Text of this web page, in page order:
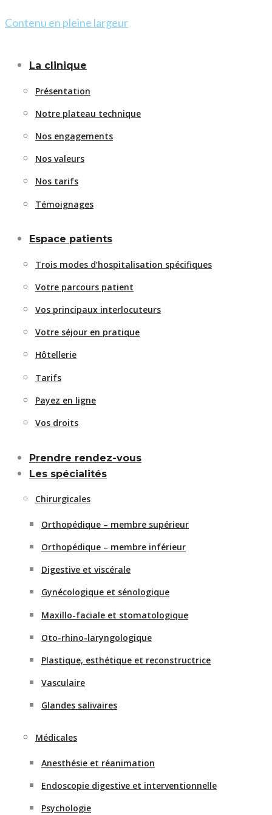
Contenu en pleine largeur
La clinique
Présentation
Notre plateau technique
Nos engagements
Nos valeurs
Nos tarifs
Témoignages
Espace patients
Trois modes d’hospitalisation spécifiques
Votre parcours patient
Vos principaux interlocuteurs
Votre séjour en pratique
Hôtellerie
Tarifs
Payez en ligne
Vos droits
Prendre rendez-vous
Les spécialités
Chirurgicales
Orthopédique – membre supérieur
Orthopédique – membre inférieur
Digestive et viscérale
Gynécologique et sénologique
Maxillo-faciale et stomatologique
Oto-rhino-laryngologique
Plastique, esthétique et reconstructrice
Vasculaire
Glandes salivaires
Médicales
Anesthésie et réanimation
Endoscopie digestive et interventionnelle
Psychologie